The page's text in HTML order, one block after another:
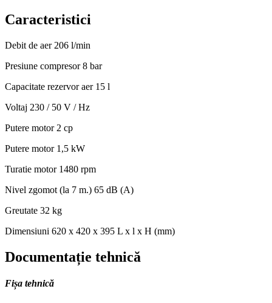
Caracteristici
Debit de aer 206 l/min
Presiune compresor8 bar
Capacitate rezervor aer 15 l
Voltaj 230 / 50 V / Hz
Putere motor 2 cp
Putere motor 1,5 kW
Turatie motor 1480 rpm
Nivel zgomot (la 7 m.) 65 dB (A)
Greutate 32 kg
Dimensiuni 620 x 420 x 395 L x l x H (mm)
Documentație tehnică
Fișa tehnică